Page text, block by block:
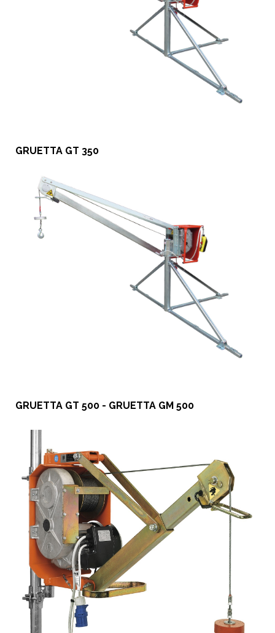
GRUETTA GT 350
GRUETTA GT 500 - GRUETTA GM 500